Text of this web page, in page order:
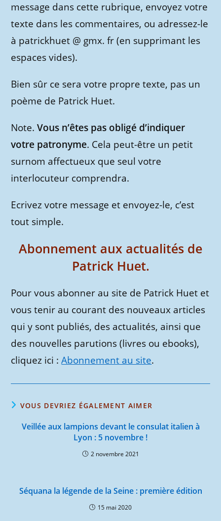
message dans cette rubrique, envoyez votre
texte dans les commentaires, ou adressez-le
à patrickhuet @ gmx. fr (en supprimant les
espaces vides).
Bien sûr ce sera votre propre texte, pas un
poème de Patrick Huet.
Note.Vous n’êtes pas obligé d’indiquer
votre patronyme. Cela peut-être un petit
surnom affectueux que seul votre
interlocuteur comprendra.
Ecrivez votre message et envoyez-le, c’est
tout simple.
Abonnement aux actualités de
Patrick Huet.
Pour vous abonner au site de Patrick Huet et
vous tenir au courant des nouveaux articles
qui y sont publiés, des actualités, ainsi que
des nouvelles parutions (livres ou ebooks),
cliquez ici :Abonnement au site.
VOUS DEVRIEZ ÉGALEMENT AIMER
Veillée aux lampions devant le consulat italien à
Lyon : 5 novembre !
2 novembre 2021
Séquana la légende de la Seine : première édition
15 mai 2020